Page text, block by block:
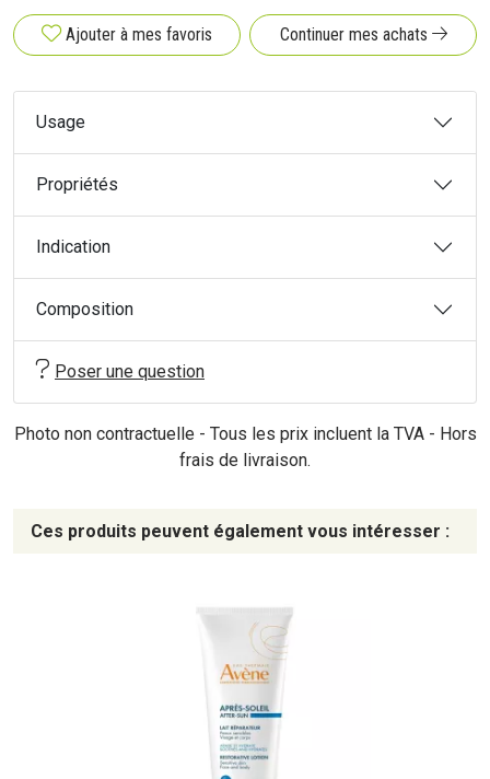
Ajouter à mes favoris Continuer mes achats
Usage
Propriétés
Indication
Composition
Poser une question
Photo non contractuelle - Tous les prix incluent la TVA - Hors
frais de livraison.
Ces produits peuvent également vous intéresser :